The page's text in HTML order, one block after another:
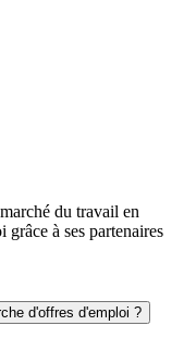
du travail en
à ses partenaires
d'offres d'emploi ?